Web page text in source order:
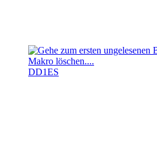
Makro löschen....
DD1ES